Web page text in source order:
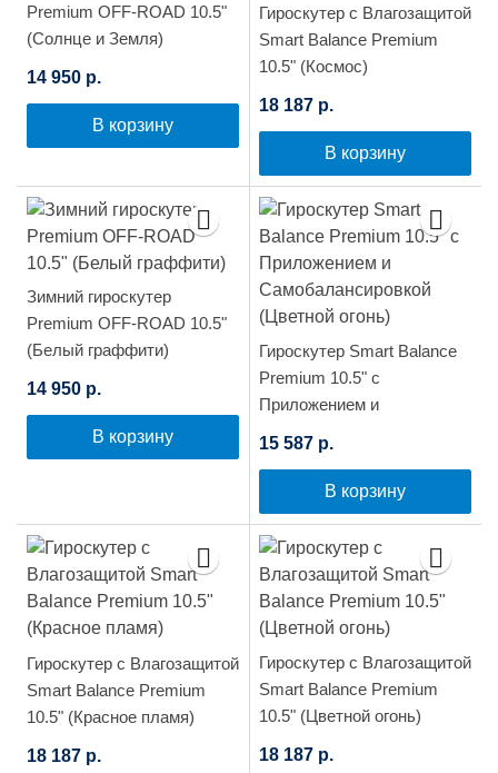
Premium OFF-ROAD 10.5"
(Солнце и Земля)
14 950 р.
В корзину
Гироскутер с Влагозащитой
Smart Balance Premium
10.5" (Космос)
18 187 р.
В корзину
Зимний гироскутер
Premium OFF-ROAD 10.5"
(Белый граффити)
14 950 р.
В корзину
Гироскутер Smart Balance
Premium 10.5" с
Приложением и
(Цветной огонь)
15 587 р.
В корзину
Гироскутер с Влагозащитой
Smart Balance Premium
10.5" (Красное пламя)
18 187 р.
Гироскутер с Влагозащитой
Smart Balance Premium
10.5" (Цветной огонь)
18 187 р.